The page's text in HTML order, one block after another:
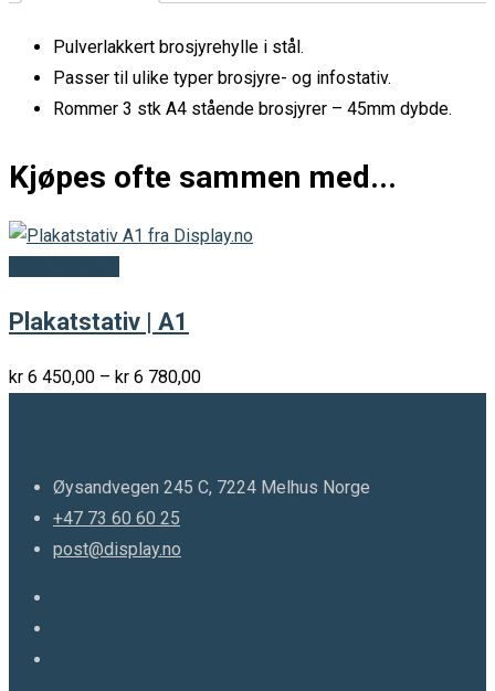
Pulverlakkert brosjyrehylle i stål.
Passer til ulike typer brosjyre- og infostativ.
Rommer 3 stk A4 stående brosjyrer – 45mm dybde.
Kjøpes ofte sammen med...
Plakatstativ | A1
kr 6 450,00 – kr 6 780,00Prisområde:
kr 6
Øysandvegen 245 C, 7224 Melhus Norge
+47 73 60 60 25
post@display.no